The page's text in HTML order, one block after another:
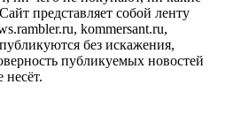
представляет собой ленту
kommersant.ru,
без искажения,
публикуемых новостей